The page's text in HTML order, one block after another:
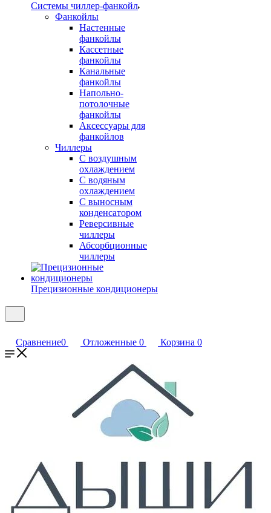
Системы чиллер-фанкойл
Фанкойлы
Настенные
фанкойлы
Кассетные
фанкойлы
Канальные
фанкойлы
Напольно-
потолочные
фанкойлы
Аксессуары для
фанкойлов
Чиллеры
С воздушным
охлаждением
С водяным
охлаждением
С выносным
конденсатором
Реверсивные
чиллеры
Абсорбционные
чиллеры
Прецизионные кондиционеры
Сравнение0 Отложенные 0 Корзина 0